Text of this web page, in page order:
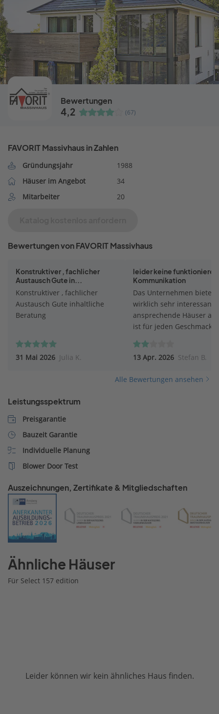
Bewertungen
4,2 (67)
FAVORIT Massivhaus in Zahlen
Gründungsjahr
1988
Häuser im Angebot
34
Mitarbeiter
20
Bewertungen von FAVORIT Massivhaus
Konstruktiver , fachlicher
Austausch Gute in...
Konstruktiver , fachlicher
Austausch Gute inhaltliche
Beratung
31 Mai 2026 Julia K.
leider keine
Kommunikation
Das Unternehmen bietet
wirklich sehr
ansprechende Häuser an,
ist für jeden Geschmack
übersichtlich und
aufgebaut und auch an
etwas zu verbessern.
abgewiegelt. Dem
steht eine mehrfache,
Kontaktaufnahmen des
Telefondienstes nach dem
wenig Haus für´s Geld
13 Apr. 2026 Stefan B.
Alle Bewertungen ansehen
Leistungsspektrum
Preisgarantie
Bauzeit Garantie
Individuelle Planung
Blower Door Test
Auszeichnungen, Zertifikate & Mitgliedschaften
Ähnliche Häuser
Für Select 157 edition
Leider können wir kein ähnliches Haus finden.